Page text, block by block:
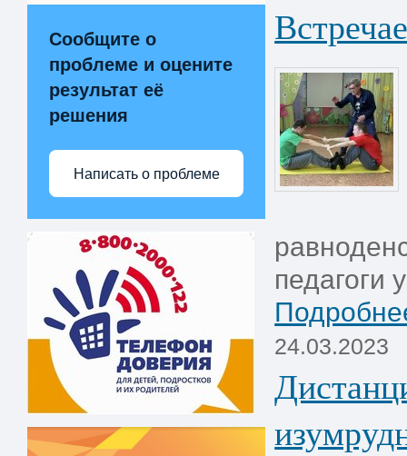
Сообщите о
проблеме и оцените
результат её
решения
Написать о проблеме
педагоги
24.03.2023